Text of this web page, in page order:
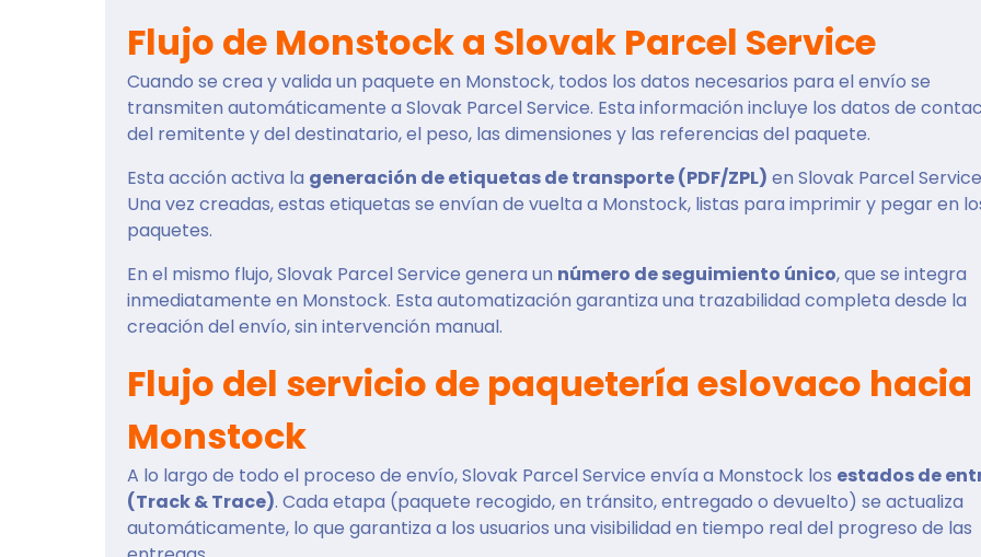
Flujo de Monstock a Slovak Parcel Service
Cuando se crea y valida un paquete en Monstock, todos los datos necesarios para el envío se
transmiten automáticamente a Slovak Parcel Service. Esta información incluye los datos de
del remitente y del destinatario, el peso, las dimensiones y las referencias del paquete.
Esta acción activa la generación de etiquetas de transporte (PDF/ZPL) en Slovak Parcel
Una vez creadas, estas etiquetas se envían de vuelta a Monstock, listas para imprimir y pegar en
paquetes.
En el mismo flujo, Slovak Parcel Service genera un número de seguimiento único, que se integra
inmediatamente en Monstock. Esta automatización garantiza una trazabilidad completa desde la
creación del envío, sin intervención manual.
Flujo del servicio de paquetería eslovaco hacia
Monstock
A lo largo de todo el proceso de envío, Slovak Parcel Service envía a Monstock los estados de
(Track & Trace). Cada etapa (paquete recogido, en tránsito, entregado o devuelto) se actualiza
automáticamente, lo que garantiza a los usuarios una visibilidad en tiempo real del progreso de las